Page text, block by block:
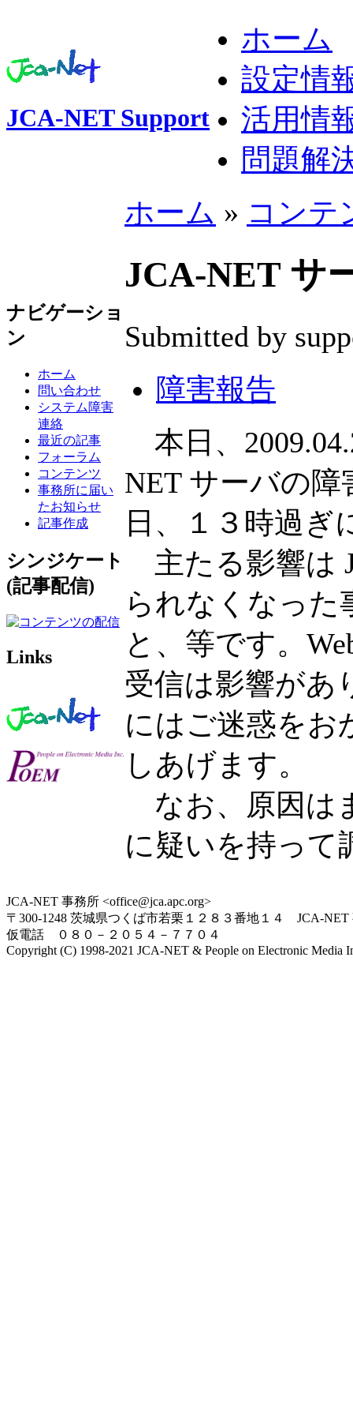
JCA-NET Support
ホーム
設定情
活用情
問題解
ナビゲーショ
ン
ホーム
問い合わせ
システム障害
連絡
最近の記事
フォーラム
コンテンツ
事務所に届い
たお知らせ
記事作成
シンジケート
(記事配信)
Links
ホーム » コンテ
JCA-NET サ
Submitted by
障害報告
本日、
NET サーバの
日、１３時過ぎ
主たる影響は
られなくなった
と、等です。
受信は影響があ
にはご迷惑をお
しあげます。
なお、原因は
に疑いを持って
JCA-NET 事務所 <office@jca.apc.org>
〒300-1248 茨城県つくば市若栗１２８３番地１４ JCA-NET
仮電話 ０８０－２０５４－７７０４
Copyright (C) 1998-2021 JCA-NET & People on Electronic Media